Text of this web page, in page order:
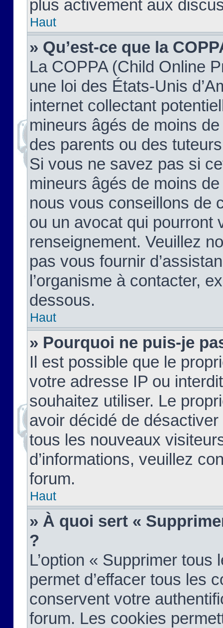
plus activement aux
Haut
» Qu’est-ce que la
La COPPA (Child Online
une loi des États-Unis
internet collectant
mineurs âgés de moins
des parents ou des
Si vous ne savez pas si
mineurs âgés de moins
nous vous conseillons de
ou un avocat qui pourront
renseignement. Veuillez
pas vous fournir
l’organisme à contacter,
dessous.
Haut
» Pourquoi ne puis-je
Il est possible que le
votre adresse IP ou
souhaitez utiliser. Le
avoir décidé de
tous les nouveaux
d’informations, veuillez
forum.
Haut
» À quoi sert «
?
L’option « Supprimer
permet d’effacer tous les
conservent votre
forum. Les cookies